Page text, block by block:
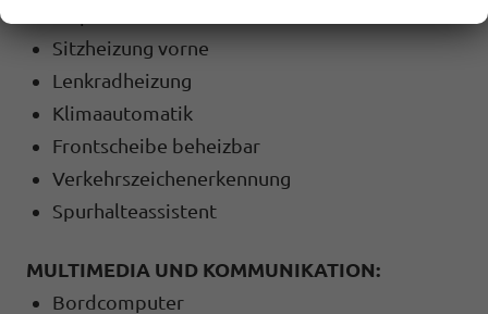
Sitzheizung vorne
Lenkradheizung
Klimaautomatik
Frontscheibe beheizbar
Verkehrszeichenerkennung
Spurhalteassistent
MULTIMEDIA UND KOMMUNIKATION:
Bordcomputer